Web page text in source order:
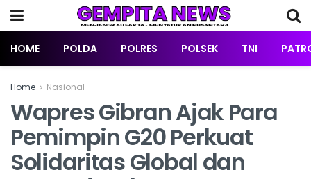
HOME POLDA POLRES POLSEK TNI
Home Nasional
Wapres Gibran Ajak Para
Pemimpin G20 Perkuat
Solidaritas Global dan